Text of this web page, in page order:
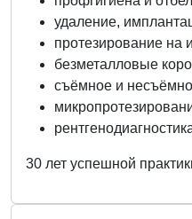
удаление,
протезирование на
безметалловые
съёмное и
30 лет успешной